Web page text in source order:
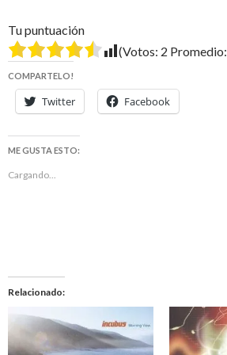
Tu puntuación
(Votos: 2 Promedio:
COMPARTELO!
Twitter Facebook
ME GUSTA ESTO:
Cargando...
Relacionado